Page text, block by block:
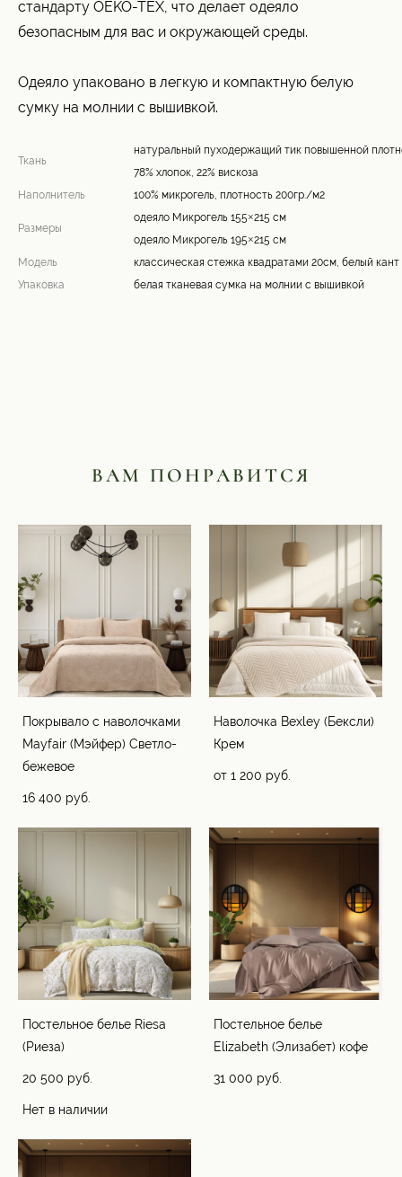
стандарту OEKO-TEX, что делает одеяло
безопасным для вас и окружающей среды.
Одеяло упаковано в легкую и компактную белую
сумку на молнии с вышивкой.
Ткань
натуральный пуходержащий тик повышенной
78% хлопок, 22% вискоза
Наполнитель
100% микрогель, плотность 200гр./м2
Размеры
одеяло Микрогель 155×215 см
одеяло Микрогель 195×215 см
Модель
классическая стежка квадратами 20см, белый кант
Упаковка
белая тканевая сумка на молнии с вышивкой
ВАМ ПОНРАВИТСЯ
Покрывало с наволочками
Mayfair (Мэйфер) Светло-
бежевое
16 400 pуб.
Наволочка Bexley (Бексли)
Крем
от 1 200 pуб.
Постельное белье Riesa
(Риеза)
20 500 pуб.
Нет в наличии
Постельное белье
Elizabeth (Элизабет) кофе
31 000 pуб.